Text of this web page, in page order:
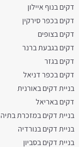
דקים בנוף איילון
דקים בכפר סירקין
דקים בצופים
דקים בגבעת ברנר
דקים בגזר
דקים בכפר דניאל
בניית דקים באורנית
דקים באריאל
בניית דקים במזכרת בתיה
בניית דקים בנורדיה
בניית דקים בסביון